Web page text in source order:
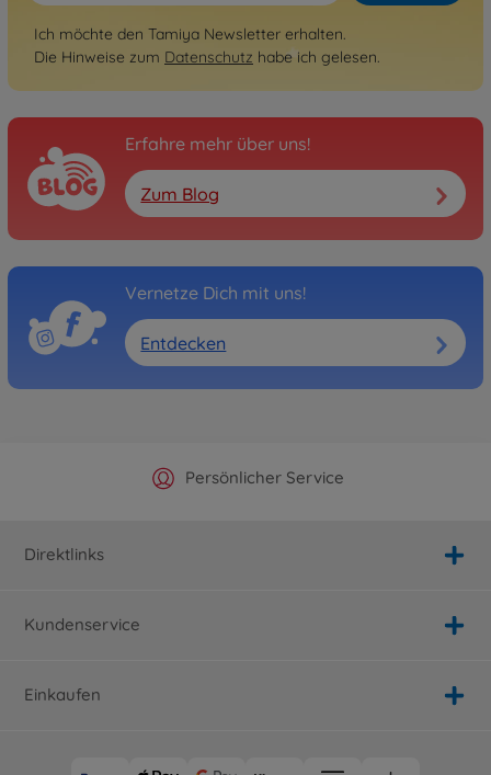
Ich möchte den Tamiya Newsletter erhalten.
Die Hinweise zum Datenschutz habe ich gelesen.
Erfahre mehr über uns!
Zum Blog
Vernetze Dich mit uns!
Entdecken
Offizieller Hersteller Shop
Persönlicher Service
Versandkostenfrei ab 25€
Schnelle Lieferung
Direktlinks
Kundenservice
Einkaufen